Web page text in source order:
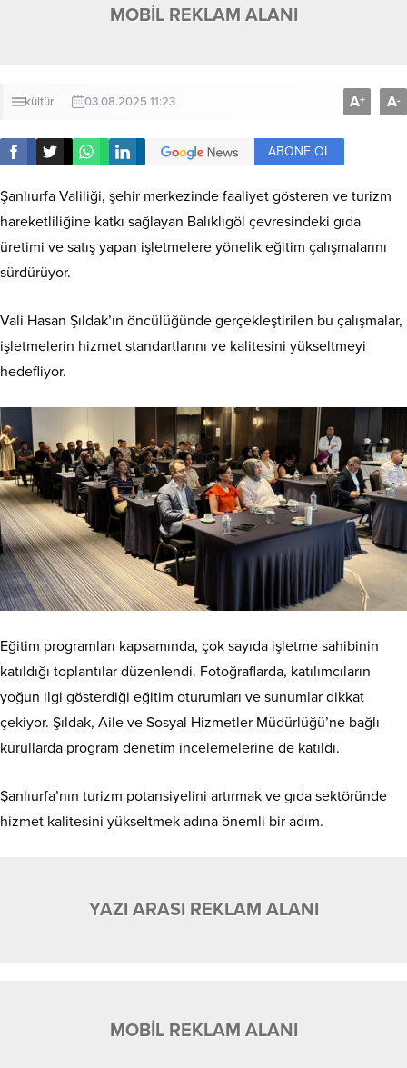
MOBİL REKLAM ALANI
kültür 03.08.2025 11:23 A+ A-
ABONE OL
Şanlıurfa Valiliği, şehir merkezinde faaliyet gösteren ve turizm
hareketliliğine katkı sağlayan Balıklıgöl çevresindeki gıda
üretimi ve satış yapan işletmelere yönelik eğitim çalışmalarını
sürdürüyor.
Vali Hasan Şıldak’ın öncülüğünde gerçekleştirilen bu çalışmalar,
işletmelerin hizmet standartlarını ve kalitesini yükseltmeyi
hedefliyor.
Eğitim programları kapsamında, çok sayıda işletme sahibinin
katıldığı toplantılar düzenlendi. Fotoğraflarda, katılımcıların
yoğun ilgi gösterdiği eğitim oturumları ve sunumlar dikkat
çekiyor. Şıldak, Aile ve Sosyal Hizmetler Müdürlüğü’ne bağlı
kurullarda program denetim incelemelerine de katıldı.
Şanlıurfa’nın turizm potansiyelini artırmak ve gıda sektöründe
hizmet kalitesini yükseltmek adına önemli bir adım.
YAZI ARASI REKLAM ALANI
MOBİL REKLAM ALANI